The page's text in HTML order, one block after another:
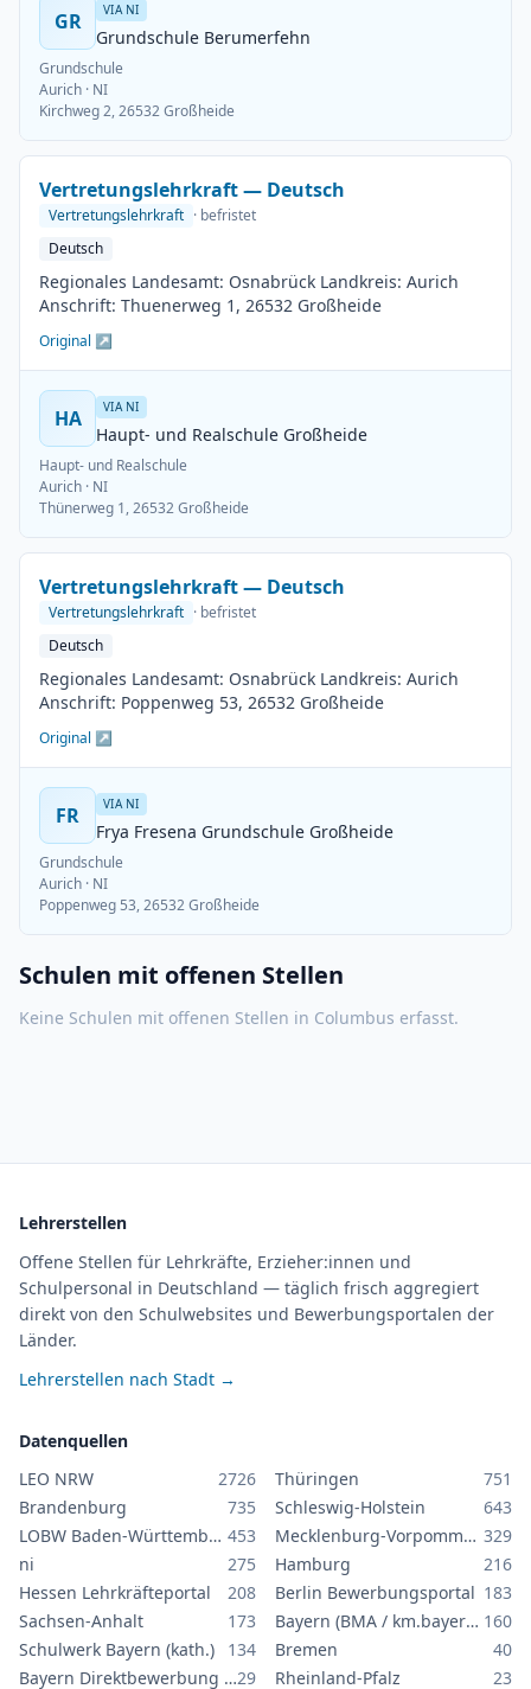
GR VIA NI
Grundschule Berumerfehn
Grundschule
Aurich · NI
Kirchweg 2, 26532 Großheide
Vertretungslehrkraft — Deutsch
Vertretungslehrkraft · befristet
Deutsch
Regionales Landesamt: Osnabrück Landkreis: Aurich
Anschrift: Thuenerweg 1, 26532 Großheide
Original ↗
HA VIA NI
Haupt- und Realschule Großheide
Haupt- und Realschule
Aurich · NI
Thünerweg 1, 26532 Großheide
Vertretungslehrkraft — Deutsch
Vertretungslehrkraft · befristet
Deutsch
Regionales Landesamt: Osnabrück Landkreis: Aurich
Anschrift: Poppenweg 53, 26532 Großheide
Original ↗
FR VIA NI
Frya Fresena Grundschule Großheide
Grundschule
Aurich · NI
Poppenweg 53, 26532 Großheide
Schulen mit offenen Stellen
Keine Schulen mit offenen Stellen in Columbus erfasst.
Lehrerstellen
Offene Stellen für Lehrkräfte, Erzieher:innen und
Schulpersonal in Deutschland — täglich frisch aggregiert
direkt von den Schulwebsites und Bewerbungsportalen der
Länder.
Lehrerstellen nach Stadt →
Datenquellen
LEO NRW
2726 Thüringen
751
Brandenburg
735 Schleswig-Holstein
643
LOBW Baden-Württemberg 453 Mecklenburg-Vorpommern 329
ni
275 Hamburg
216
Hessen Lehrkräfteportal
208 Berlin Bewerbungsportal 183
Sachsen-Anhalt
173 Bayern (BMA / km.bayern.de) 160
Schulwerk Bayern (kath.)
134 Bremen
40
Bayern Direktbewerbung GS/MS29 Rheinland-Pfalz 23